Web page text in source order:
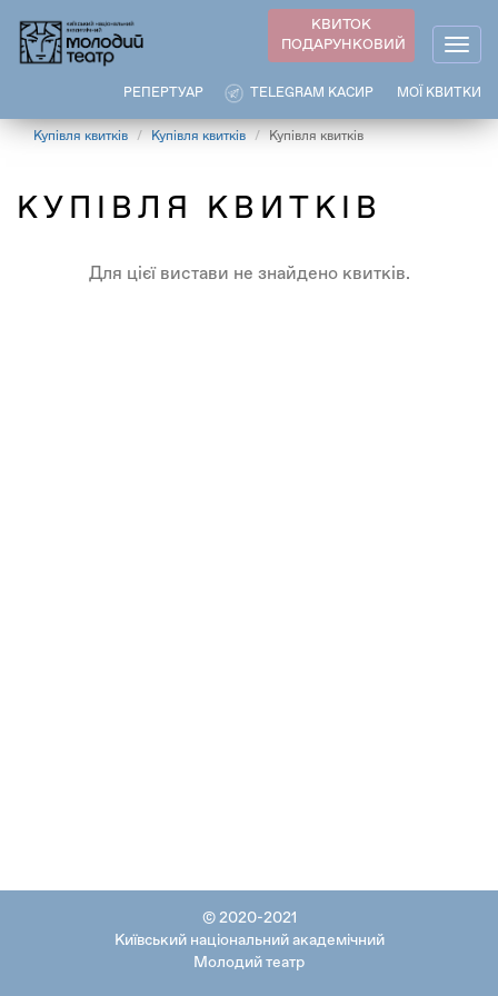
основного
КВИТОК
ПОДАРУНКОВИЙ
МОЇ КВИТКИ
TELEGRAM КАСИР
РЕПЕРТУАР
Купівля квитків Купівля квитків Купівля квитків
КУПІВЛЯ КВИТКІВ
Для цієї вистави не знайдено квитків.
© 2020-2021
Київський національний академічний
Молодий театр